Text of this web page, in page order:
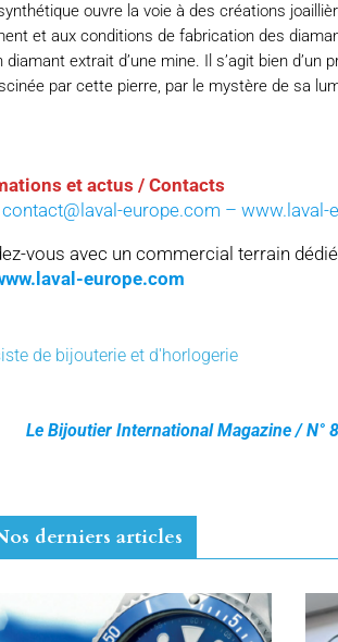
ouvre la voie à des créations
et aux conditions de fabrication des
extrait d’une mine. Il s’agit bien d’un
par cette pierre, par le mystère de sa
et actus / Contacts
contact@laval-europe.com – www.laval-
vous avec un commercial terrain
europe.com
Le Bijoutier International Magazine /
derniers articles